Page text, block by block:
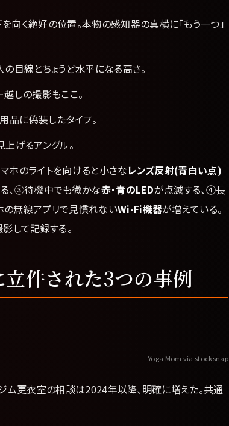
く絶好の位置。本物の感知器の真横に「もう一つ」
目線とちょうど水平になる高さ。
しの撮影もここ。
に偽装したタイプ。
げるアングル。
ホのライトを向けると小さなレンズ反射(青白い点)
、③待機中でも微かな赤・青のLEDが点滅する、④長
の無線アプリで見慣れないWi-Fi機器が増えている。
して記録する。
件された3つの事例
Yoga Mom via stocksnap
ム更衣室の相談は2024年以降、明確に増えた。共通